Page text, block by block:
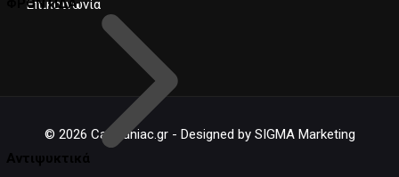
ΦΡΟΝΤΙΔΑ
Αντιψυκτικά
Επικοινωνία
© 2026 Carmaniac.gr - Designed by SIGMA Marketing